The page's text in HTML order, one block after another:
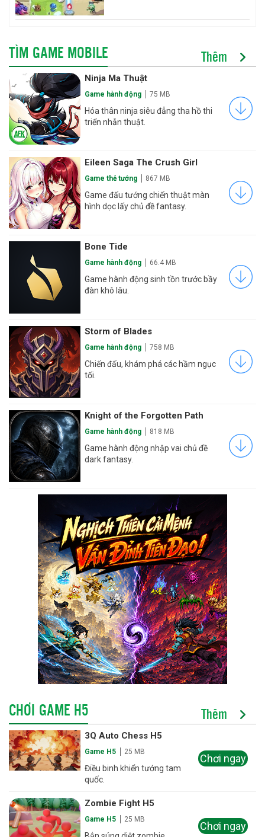
TÌM GAME MOBILE Thêm
Ninja Ma Thuật
Game hành động 75 MB
Hóa thân ninja siêu đẳng tha hồ thi
triển nhẫn thuật.
Eileen Saga The Crush Girl
Game thẻ tướng 867 MB
Game đấu tướng chiến thuật màn
hình dọc lấy chủ đề fantasy.
Bone Tide
Game hành động 66.4 MB
Game hành động sinh tồn trước bầy
đàn khô lâu.
Storm of Blades
Game hành động 758 MB
Chiến đấu, khám phá các hầm ngục
tối.
Knight of the Forgotten Path
Game hành động 818 MB
Game hành động nhập vai chủ đề
dark fantasy.
CHƠI GAME H5 Thêm
3Q Auto Chess H5
Game H5 25 MB
Điều binh khiển tướng tam
quốc.
Chơi ngay
Zombie Fight H5
Game H5 25 MB
Chơi ngay